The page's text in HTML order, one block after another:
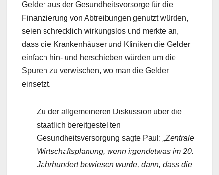
Gelder aus der Gesundheitsvorsorge für die
Finanzierung von Abtreibungen genutzt würden,
seien schrecklich wirkungslos und merkte an,
dass die Krankenhäuser und Kliniken die Gelder
einfach hin- und herschieben würden um die
Spuren zu verwischen, wo man die Gelder
einsetzt.
Zu der allgemeineren Diskussion über die
staatlich bereitgestellten
Gesundheitsversorgung sagte Paul: „Zentrale
Wirtschaftsplanung, wenn irgendetwas im 20.
Jahrhundert bewiesen wurde, dann, dass die